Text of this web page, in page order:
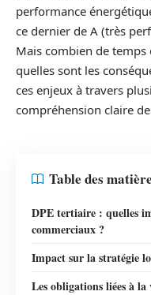
performance
ce dernier de A (très
Mais combien de
quelles sont les
ces enjeux à travers
compréhension claire
Table des
DPE tertiaire : quelles
commerciaux ?
Impact sur la stratégie
Les obligations liées à